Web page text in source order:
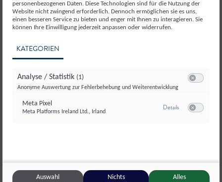
Weitere Betriebe aus dem
Bezirk Pongau
personenbezogenen Daten. Diese Technologien sind für die Nutzung der
Website nicht zwingend erforderlich. Dennoch ermöglichen sie es uns,
einen besseren Service zu bieten und enger mit Ihnen zu interagieren. Sie
können Ihre Einwilligung jederzeit anpassen oder widerrufen.
KATEGORIEN
Analyse / Statistik (1)
Anonyme Auswertung zur Fehlerbehebung und Weiterentwicklung
Meta Pixel
Meta Platforms Ireland Ltd., Irland
Detailszu Meta Pixel
Auswahl
Nichts
Alles